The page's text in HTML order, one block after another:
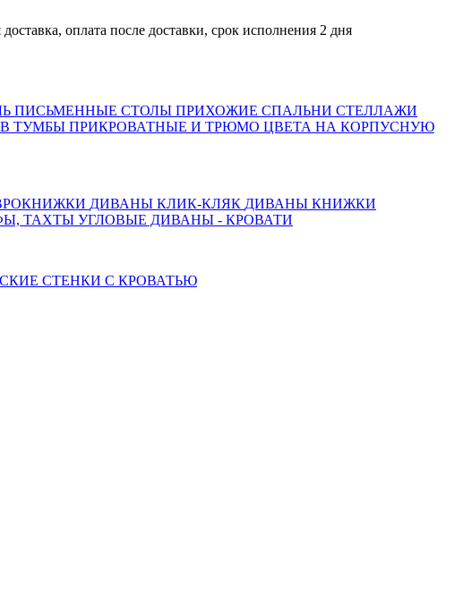
оплата после доставки, срок исполнения 2 дня
ПИСЬМЕННЫЕ СТОЛЫ ПРИХОЖИЕ СПАЛЬНИ СТЕЛЛАЖИ
ТУМБЫ ПРИКРОВАТНЫЕ И ТРЮМО ЦВЕТА НА КОРПУСНУЮ
ДИВАНЫ КЛИК-КЛЯК ДИВАНЫ КНИЖКИ
ТАХТЫ УГЛОВЫЕ ДИВАНЫ - КРОВАТИ
СТЕНКИ С КРОВАТЬЮ